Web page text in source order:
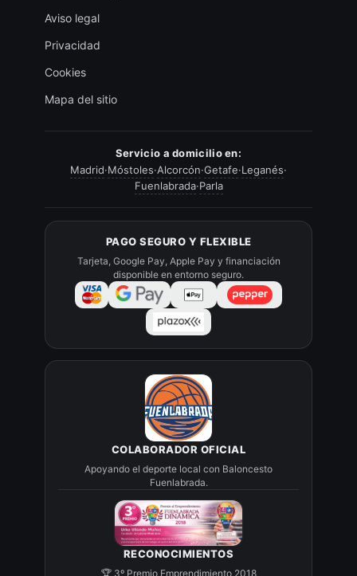
Aviso legal
Privacidad
Cookies
Mapa del sitio
Servicio a domicilio en:
Madrid·Móstoles·Alcorcón·Getafe·Leganés·
Fuenlabrada·Parla
PAGO SEGURO Y FLEXIBLE
Tarjeta, Google Pay, Apple Pay y financiación
disponible en entorno seguro.
COLABORADOR OFICIAL
Apoyando el deporte local con Baloncesto
Fuenlabrada.
RECONOCIMIENTOS
🏆 3º Premio Emprendimiento 2018